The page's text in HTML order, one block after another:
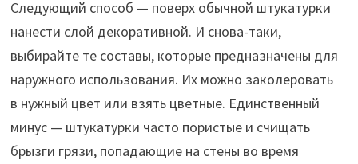
Следующий способ — поверх обычной штукатурки
нанести слой декоративной. И снова-таки,
выбирайте те составы, которые предназначены для
наружного использования. Их можно заколеровать
в нужный цвет или взять цветные. Единственный
минус — штукатурки часто пористые и счищать
брызги грязи, попадающие на стены во время